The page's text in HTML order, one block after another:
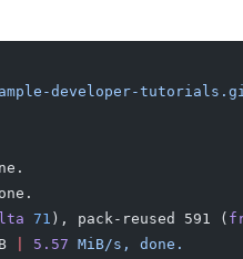
developer-
71 ), pack-reused 591 (
5.57 MiB/s,
done.